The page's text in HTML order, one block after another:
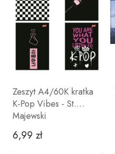
Zeszyt A4/60K kratka
K-Pop Vibes - St.
Majewski
Cena
6,99 zł